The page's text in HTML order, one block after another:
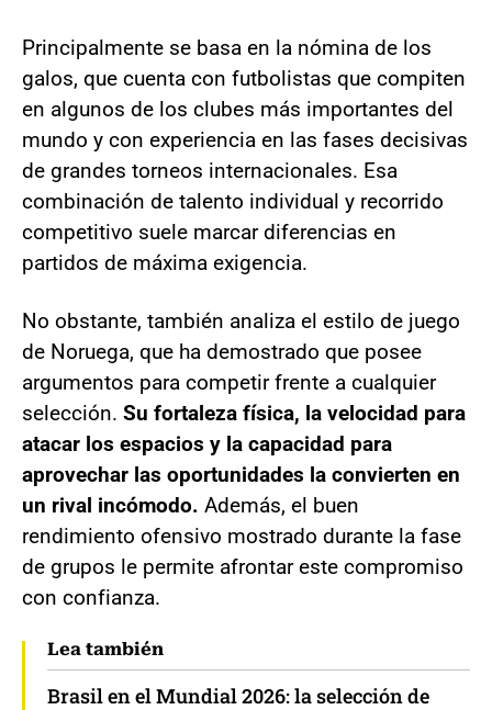
Principalmente se basa en la nómina de los
galos, que cuenta con futbolistas que compiten
en algunos de los clubes más importantes del
mundo y con experiencia en las fases decisivas
de grandes torneos internacionales. Esa
combinación de talento individual y recorrido
competitivo suele marcar diferencias en
partidos de máxima exigencia.
No obstante, también analiza el estilo de juego
de Noruega, que ha demostrado que posee
argumentos para competir frente a cualquier
selección. Su fortaleza física, la velocidad para
atacar los espacios y la capacidad para
aprovechar las oportunidades la convierten en
un rival incómodo. Además, el buen
rendimiento ofensivo mostrado durante la fase
de grupos le permite afrontar este compromiso
con confianza.
Lea también
Brasil en el Mundial 2026: la selección de